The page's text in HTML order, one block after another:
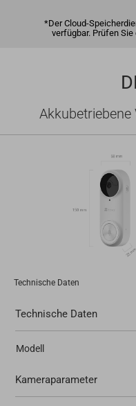
*Der Cloud-
verfügbar. Prüfen
Akkubetriebene
Technische Daten
Technische Daten
Modell
Kameraparameter